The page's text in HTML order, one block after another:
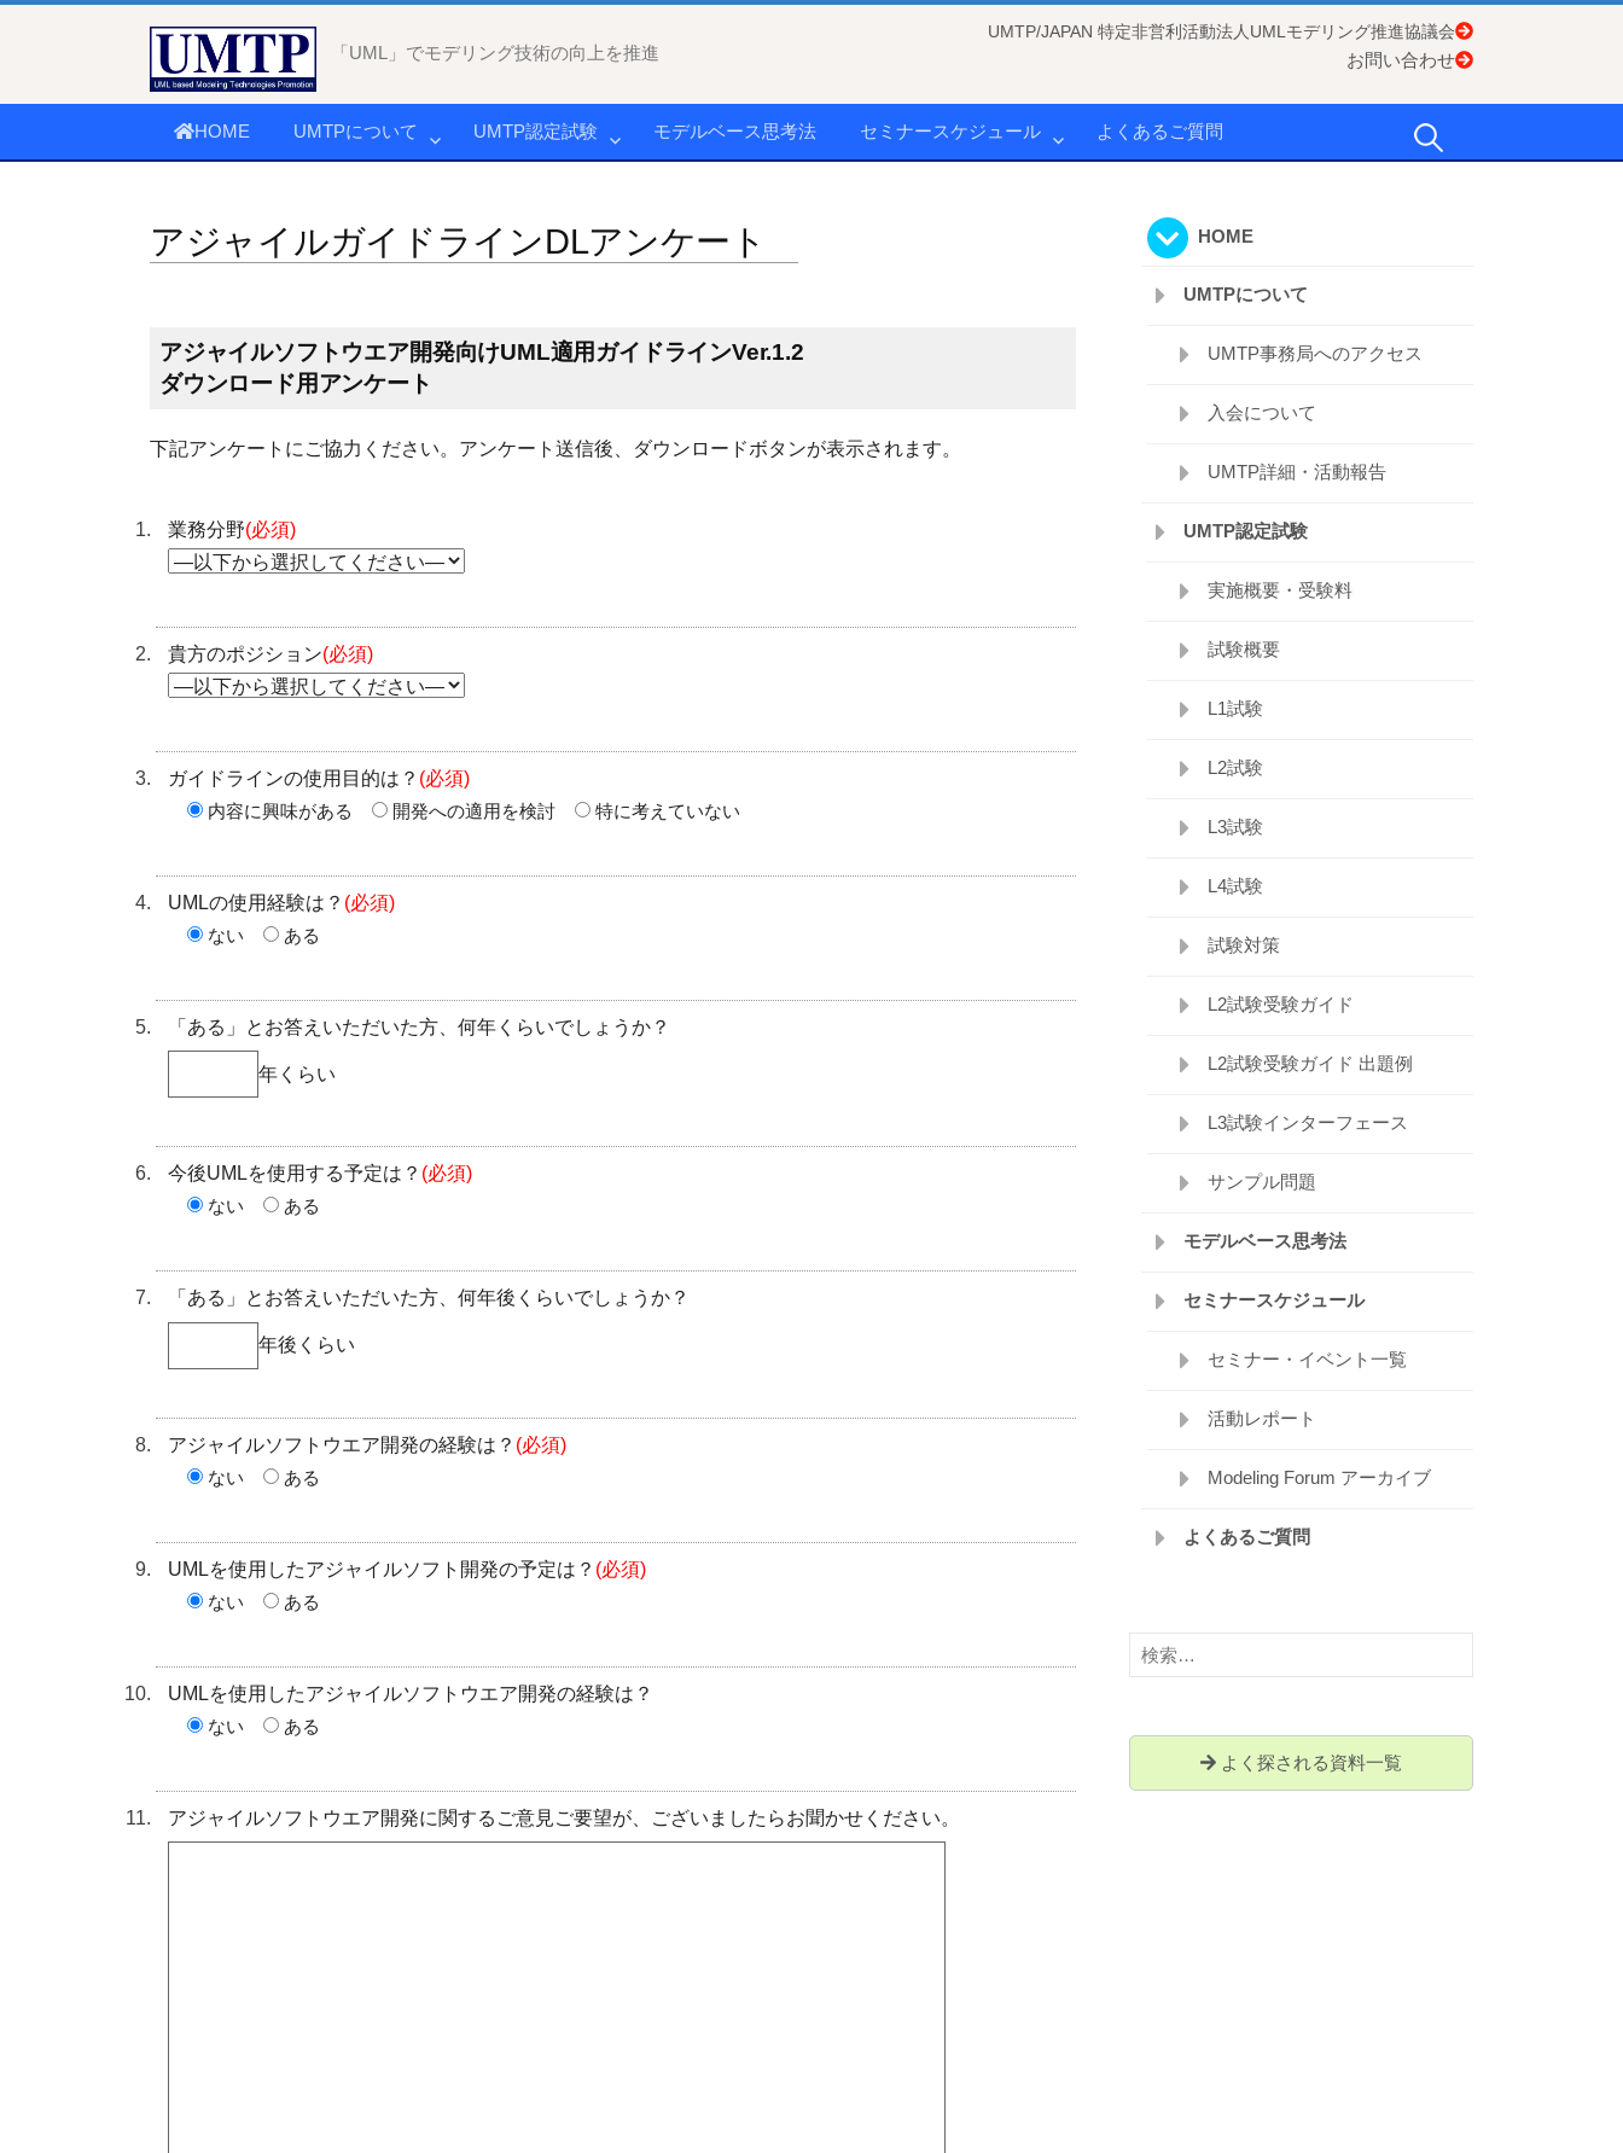
「UML」でモデリング技術の向上を推進
UMTP/JAPAN 特定非営利活動法人UMLモデリング推進協議会
お問い合わせ
HOME UMTPについて UMTP認定試験 モデルベース思考法 セミナースケジュール よくあるご質問 検
アジャイルガイドラインDLアンケート
アジャイルソフトウエア開発向けUML適用ガイドラインVer.1.2
ダウンロード用アンケート
下記アンケートにご協力ください。アンケート送信後、ダウンロードボタンが表示されます。
業務分野(必須)
貴方のポジション(必須)
ガイドラインの使用目的は？ (必須)
内容に興味がある
開発への適用を検討 特に考えていない
UMLの使用経験は？ (必須)
ない
ある
「ある」とお答えいただいた方、何年くらいでしょうか？
年くらい
今後UMLを使用する予定は？ (必須)
ない
ある
「ある」とお答えいただいた方、何年後くらいでしょうか？
年後くらい
アジャイルソフトウエア開発の経験は？ (必須)
ない
ある
UMLを使用したアジャイルソフト開発の予定は？ (必須)
ない
ある
UMLを使用したアジャイルソフトウエア開発の経験は？
ない
ある
アジャイルソフトウエア開発に関するご意見ご要望が、ございましたらお聞かせください。
HOME
UMTPについて
UMTP事務局へのアクセス
入会について
UMTP詳細・活動報告
UMTP認定試験
実施概要・受験料
試験概要
L1試験
L2試験
L3試験
L4試験
試験対策
L2試験受験ガイド
L2試験受験ガイド 出題例
L3試験インターフェース
サンプル問題
モデルベース思考法
セミナースケジュール
セミナー・イベント一覧
活動レポート
Modeling Forum アーカイブ
よくあるご質問
検
索:
よく探される資料一覧